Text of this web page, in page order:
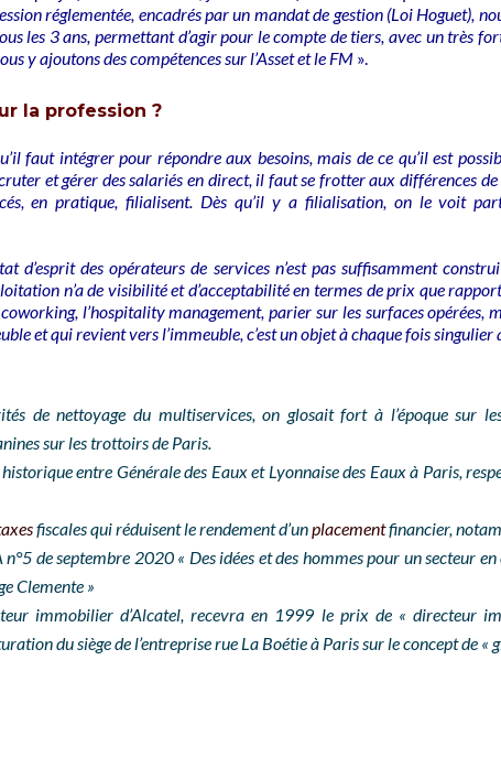
réglementée, encadrés par un mandat de gestion (Loi Hoguet),
les 3 ans, permettant d’agir pour le compte de tiers, avec un très
y ajoutons des compétences sur l’Asset et le FM ».
la profession ?
faut intégrer pour répondre aux besoins, mais de ce qu’il est
et gérer des salariés en direct, il faut se frotter aux différences
en pratique, filialisent. Dès qu’il y a filialisation, on le voit
d’esprit des opérateurs de services n’est pas suffisamment
n’a de visibilité et d’acceptabilité en termes de prix que
l’hospitality management, parier sur les surfaces opérées,
et qui revient vers l’immeuble, c’est un objet à chaque fois singulier
de nettoyage du multiservices, on glosait fort à l’époque sur
sur les trottoirs de Paris.
entre Générale des Eaux et Lyonnaise des Eaux à Paris,
fiscales qui réduisent le rendement d’unplacementfinancier,
de septembre 2020 « Des idées et des hommes pour un secteur
Clemente »
immobilier d’Alcatel, recevra en 1999 le prix de « directeur
du siège de l’entreprise rue La Boétie à Paris sur le concept de «